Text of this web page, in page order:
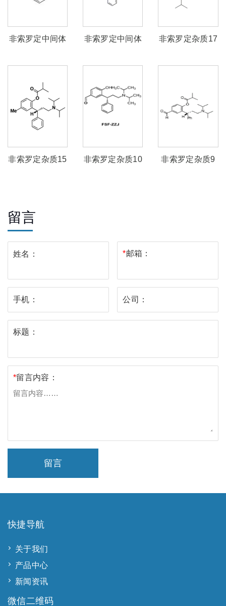
非索罗定中间体
非索罗定中间体
非索罗定杂质17
非索罗定杂质15 非索罗定杂质10 非索罗定杂质9
留言
姓名： *邮箱：
手机： 公司：
标题：
*留言内容：
留言
快捷导航
关于我们
产品中心
新闻资讯
微信二维码